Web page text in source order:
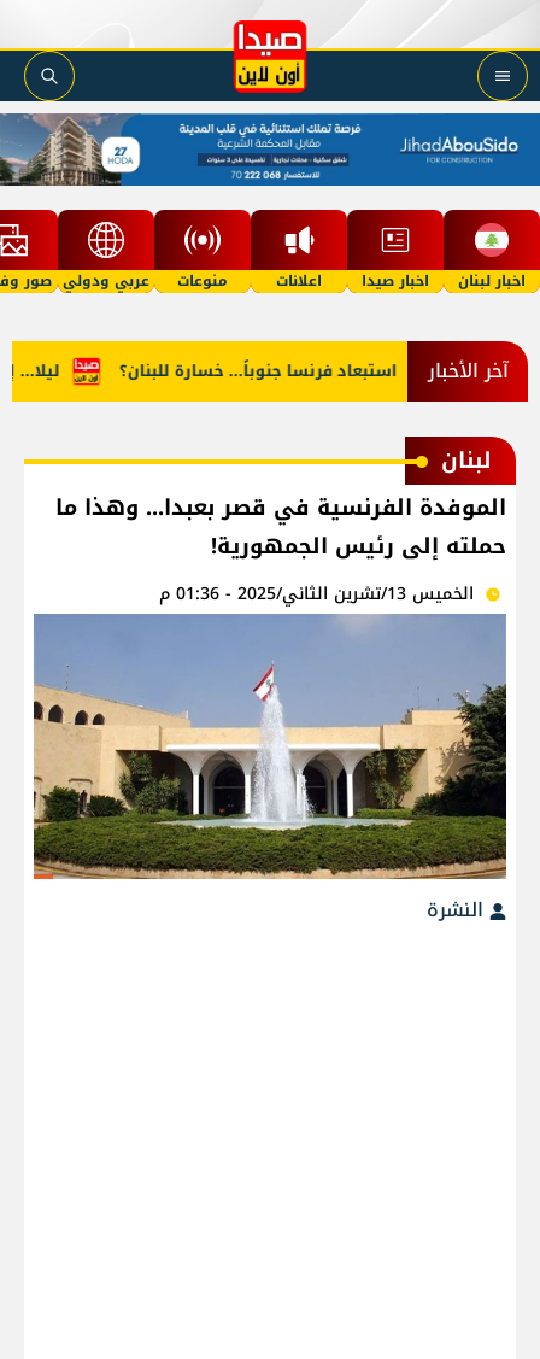
اخبار لبنان اخبار صيدا اعلانات منوعات عربي ودولي صور
آخر الأخبار ليلا... استبعاد فرنسا جنوباً... خسارة للبنان؟
لبنان
الموفدة الفرنسية في قصر بعبدا... وهذا ما
حملته إلى رئيس الجمهورية!
الخميس 13/تشرين الثاني/2025 - 01:36 م
النشرة